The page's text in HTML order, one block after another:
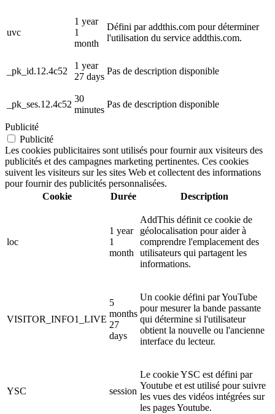
uvc
1 year
1
month
Défini par addthis.com pour déterminer
l'utilisation du service addthis.com.
_pk_id.12.4c52
1 year
27 days
Pas de description disponible
_pk_ses.12.4c52
30
minutes
Pas de description disponible
Publicité
Publicité
Les cookies publicitaires sont utilisés pour fournir aux visiteurs des
publicités et des campagnes marketing pertinentes. Ces cookies
suivent les visiteurs sur les sites Web et collectent des informations
pour fournir des publicités personnalisées.
Cookie
Durée Description
loc
1 year
1
month
AddThis définit ce cookie de
géolocalisation pour aider à
comprendre l'emplacement des
utilisateurs qui partagent les
informations.
VISITOR_INFO1_LIVE
5
months
27
days
Un cookie défini par YouTube
pour mesurer la bande passante
qui détermine si l'utilisateur
obtient la nouvelle ou l'ancienne
interface du lecteur.
YSC session
Le cookie YSC est défini par
Youtube et est utilisé pour suivre
les vues des vidéos intégrées sur
les pages Youtube.